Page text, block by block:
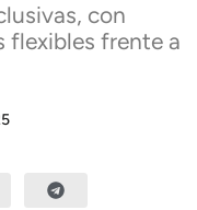
con
flexibles frente a